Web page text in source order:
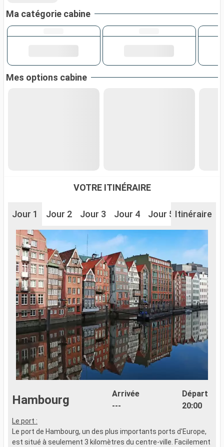
Ma catégorie cabine
Mes options cabine
VOTRE ITINÉRAIRE
Jour 1 Jour 2 Jour 3 Jour 4 Jour 5 Jour 6
Itinéraire
Hambourg
Arrivée
---
Départ
20:00
Le port :
Le port de Hambourg, un des plus importants ports d'Europe,
est situé à seulement 3 kilomètres du centre-ville. Facilement